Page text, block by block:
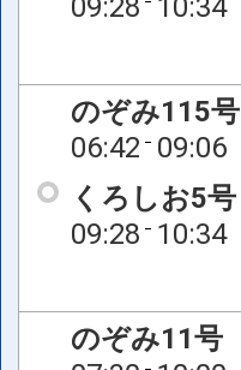
のぞみ115号
06:42 09:06
くろしお5号
09:28 10:34
のぞみ11号